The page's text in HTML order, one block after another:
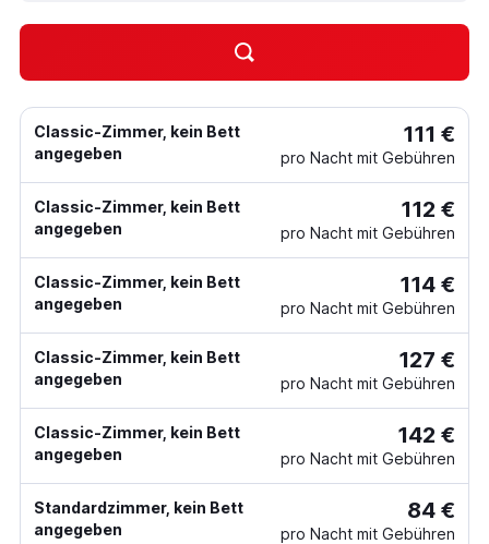
Classic-Zimmer, kein Bett
angegeben
111 €
pro Nacht mit Gebühren
Classic-Zimmer, kein Bett
angegeben
112 €
pro Nacht mit Gebühren
Classic-Zimmer, kein Bett
angegeben
114 €
pro Nacht mit Gebühren
Classic-Zimmer, kein Bett
angegeben
127 €
pro Nacht mit Gebühren
Classic-Zimmer, kein Bett
angegeben
142 €
pro Nacht mit Gebühren
Standardzimmer, kein Bett
angegeben
84 €
pro Nacht mit Gebühren